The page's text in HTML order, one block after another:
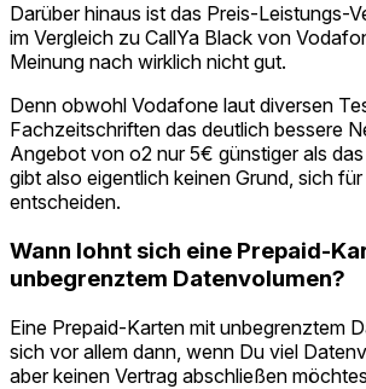
Darüber hinaus ist das Preis-Leistungs-
im Vergleich zu CallYa Black von
Meinung nach wirklich nicht gut.
Denn obwohl Vodafone laut diversen
Fachzeitschriften das deutlich bessere
Angebot von o2 nur 5€ günstiger als
gibt also eigentlich keinen Grund, sich für
entscheiden.
Wann lohnt sich eine Prepaid-
unbegrenztem Datenvolumen?
Eine Prepaid-Karten mit unbegrenztem
sich vor allem dann, wenn Du viel
aber keinen Vertrag abschließen